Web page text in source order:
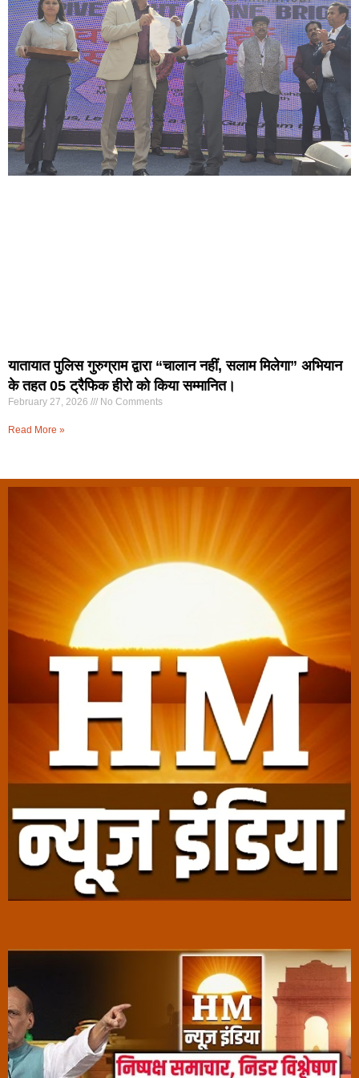
यातायात पुलिस गुरुग्राम द्वारा “चालान नहीं, सलाम मिलेगा” अभियान
के तहत 05 ट्रैफिक हीरो को किया सम्मानित।
February 27, 2026 No Comments
Read More »